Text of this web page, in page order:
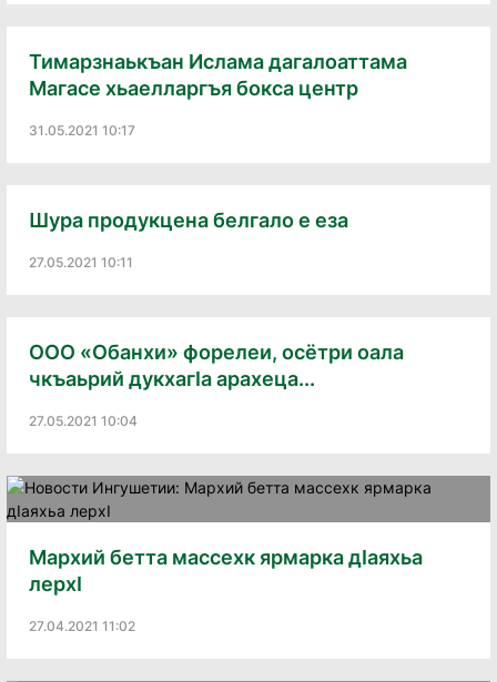
Тимарзнаькъан Ислама дагалоаттама
Магасе хьаелларгъя бокса центр
31.05.2021 10:17
Шура продукцена белгало е еза
27.05.2021 10:11
ООО «Обанхи» форелеи, осётри оала
чкъаьрий дукхагIа арахеца...
27.05.2021 10:04
Мархий бетта массехк ярмарка дIаяхьа
лерхI
27.04.2021 11:02